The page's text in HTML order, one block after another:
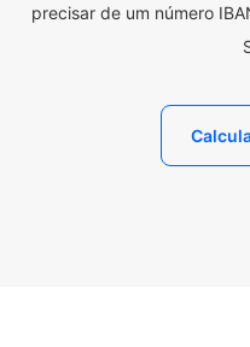
precisar de um número